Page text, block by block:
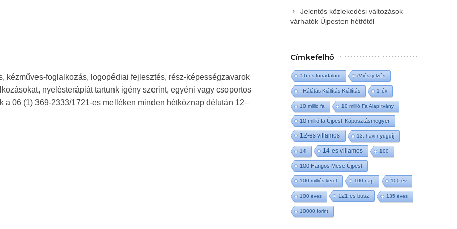
kézműves-foglalkozás, logopédiai fejlesztés, rész-képességzavarok
nyelésterápiát tartunk igény szerint, egyéni vagy csoportos
06 (1) 369-2333/1721-es melléken minden hétköznap délután 12–
Jelentős közlekedési változások
várhatók Újpesten hétfőtől
Címkefelhő
'56-os forradalom (V)észjelzés
- Rálátás Kiállítás Kiállítás 1 év
10 millió fa 10 millió Fa Alapítvány
10 millió fa Újpest-Káposztásmegyer
12-es villamos 13. havi nyugdíj
14 14-es villamos 100
100 Hangos Mese Újpest
100 milliós keret 100 nap 100 év
100 éves 121-es busz 135 éves
10000 forint